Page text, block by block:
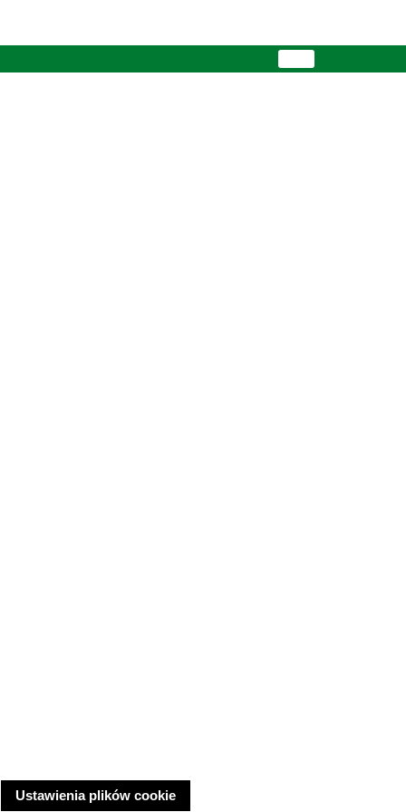
Ustawienia plików cookie